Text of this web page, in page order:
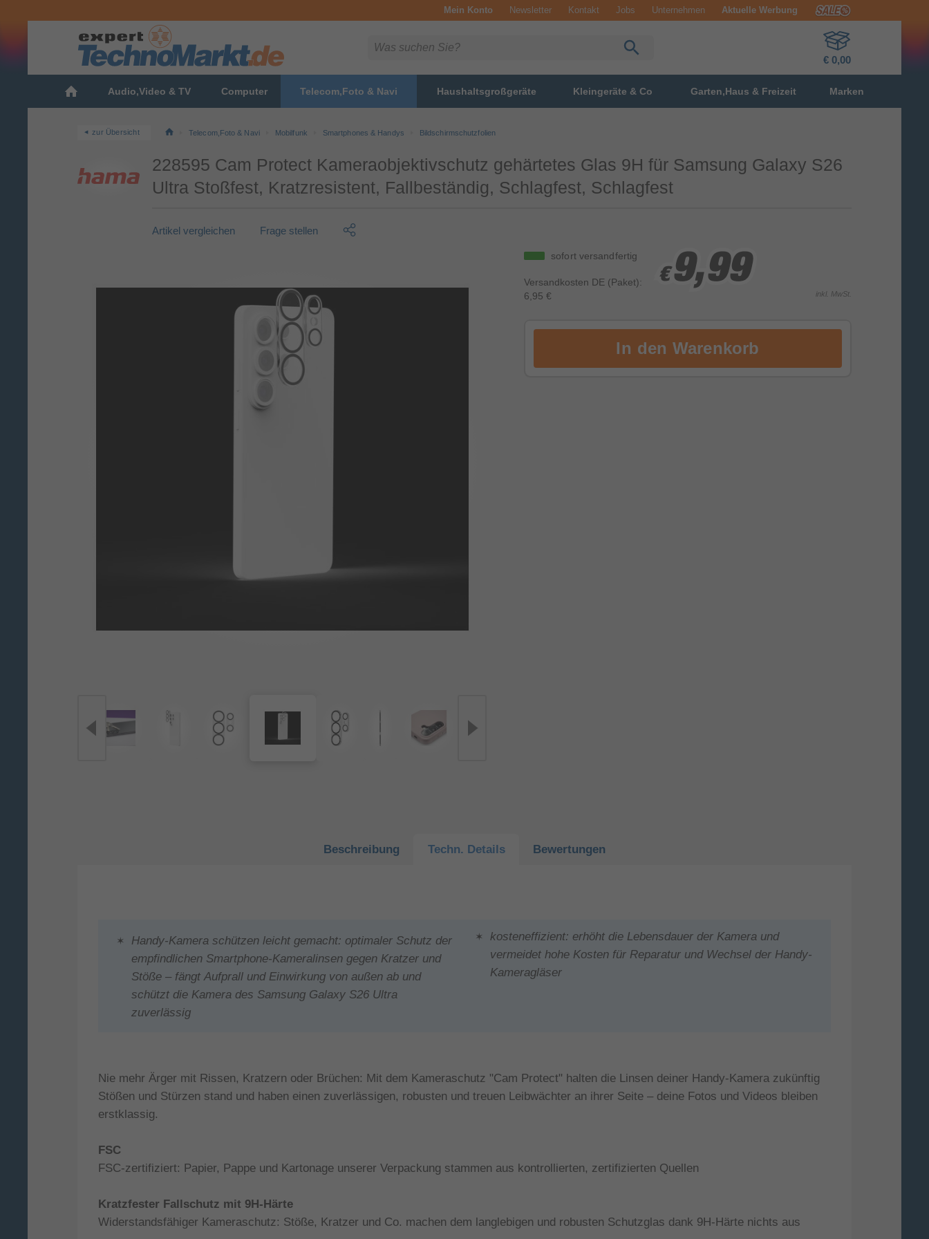
Mein Konto Newsletter Kontakt Jobs Unternehmen Aktuelle Werbung
€ 0,00
Audio,Video & TV Computer Telecom,Foto & Navi Haushaltsgroßgeräte Kleingeräte & Co Garten,Haus & Freizeit Marken
zur Übersicht Telecom,Foto & Navi Mobilfunk Smartphones & Handys Bildschirmschutzfolien
228595 Cam Protect Kameraobjektivschutz gehärtetes Glas 9H für Samsung Galaxy S26
Ultra Stoßfest, Kratzresistent, Fallbeständig, Schlagfest, Schlagfest
Artikel vergleichen Frage stellen
sofort versandfertig
Versandkosten DE (Paket):
6,95 €
€9,99
€9,99
€9,99
inkl. MwSt.
Beschreibung Techn. Details Bewertungen
Handy-Kamera schützen leicht gemacht: optimaler Schutz der
empfindlichen Smartphone-Kameralinsen gegen Kratzer und
Stöße – fängt Aufprall und Einwirkung von außen ab und
schützt die Kamera des Samsung Galaxy S26 Ultra
zuverlässig
kosteneffizient: erhöht die Lebensdauer der Kamera und
vermeidet hohe Kosten für Reparatur und Wechsel der Handy-
Kameragläser
Nie mehr Ärger mit Rissen, Kratzern oder Brüchen: Mit dem Kameraschutz "Cam Protect" halten die Linsen deiner Handy-Kamera zukünftig
Stößen und Stürzen stand und haben einen zuverlässigen, robusten und treuen Leibwächter an ihrer Seite – deine Fotos und Videos bleiben
erstklassig.
FSC
FSC-zertifiziert: Papier, Pappe und Kartonage unserer Verpackung stammen aus kontrollierten, zertifizierten Quellen
Kratzfester Fallschutz mit 9H-Härte
Widerstandsfähiger Kameraschutz: Stöße, Kratzer und Co. machen dem langlebigen und robusten Schutzglas dank 9H-Härte nichts aus